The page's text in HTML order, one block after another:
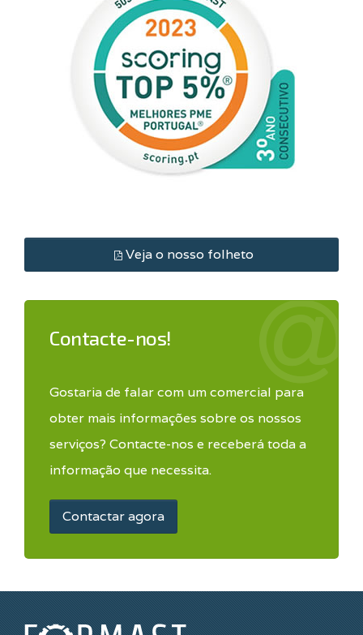
Veja o nosso folheto
Contacte-nos!
Gostaria de falar com um comercial para
obter mais informações sobre os nossos
serviços? Contacte-nos e receberá toda a
informação que necessita.
Contactar agora